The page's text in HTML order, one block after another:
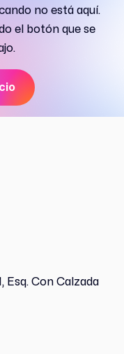
no está aquí.
el botón que se
Esq. Con Calzada